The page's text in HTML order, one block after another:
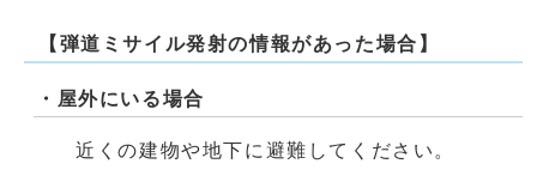
【弾道ミサイル発射の情報があった場合】
・屋外にいる場合
近くの建物や地下に避難してください。